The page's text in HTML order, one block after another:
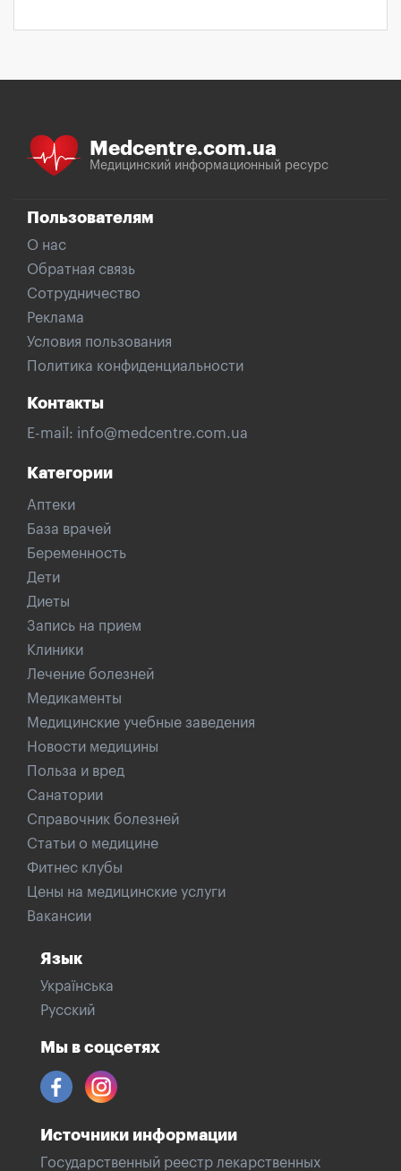
Medcentre.com.ua
Медицинский информационный ресурс
Пользователям
О нас
Обратная связь
Сотрудничество
Реклама
Условия пользования
Политика конфиденциальности
Контакты
E-mail: info@medcentre.com.ua
Категории
Аптеки
База врачей
Беременность
Дети
Диеты
Запись на прием
Клиники
Лечение болезней
Медикаменты
Медицинские учебные заведения
Новости медицины
Польза и вред
Санатории
Справочник болезней
Статьи о медицине
Фитнес клубы
Цены на медицинские услуги
Вакансии
Язык
Українська
Русский
Мы в соцсетях
Источники информации
Государственный реестр лекарственных